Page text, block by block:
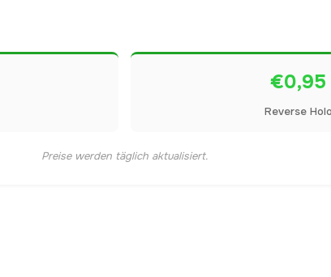
€0,95
Reverse Holo
Preise werden täglich aktualisiert.